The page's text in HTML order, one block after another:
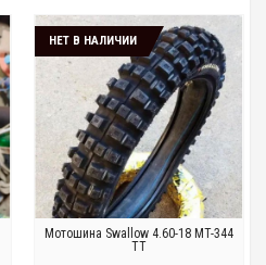
НЕТ В НАЛИЧИИ
Мотошина Swallow 4.60-18 MT-344
TT